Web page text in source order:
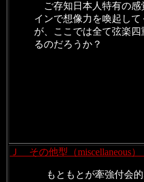
ご存知日本人特有の感
インで想像力を喚起し
が、ここでは全て弦楽
るのだろうか？
Ｊ その他型（miscellaneous
もともとが牽強付会